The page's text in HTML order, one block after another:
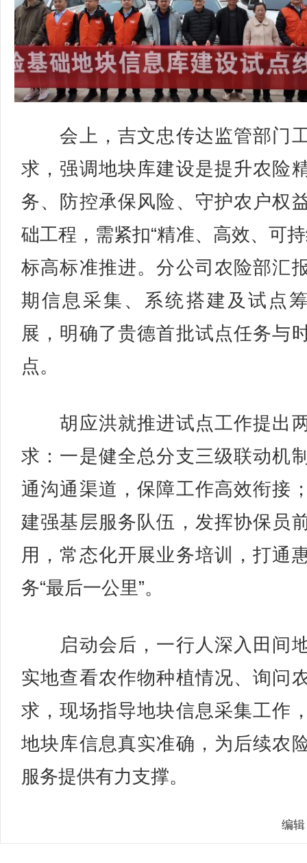
会上，吉文忠传达监管部门
求，强调地块库建设是提升农险
务、防控承保风险、守护农户权
础工程，需紧扣“精准、高效、可
标高标准推进。分公司农险部汇
期信息采集、系统搭建及试点
展，明确了贵德首批试点任务与
点。
胡应洪就推进试点工作提出
求：一是健全总分支三级联动机
通沟通渠道，保障工作高效衔接
建强基层服务队伍，发挥协保员
用，常态化开展业务培训，打通
务“最后一公里”。
启动会后，一行人深入田间
实地查看农作物种植情况、询问
求，现场指导地块信息采集工作
地块库信息真实准确，为后续农
服务提供有力支撑。
编